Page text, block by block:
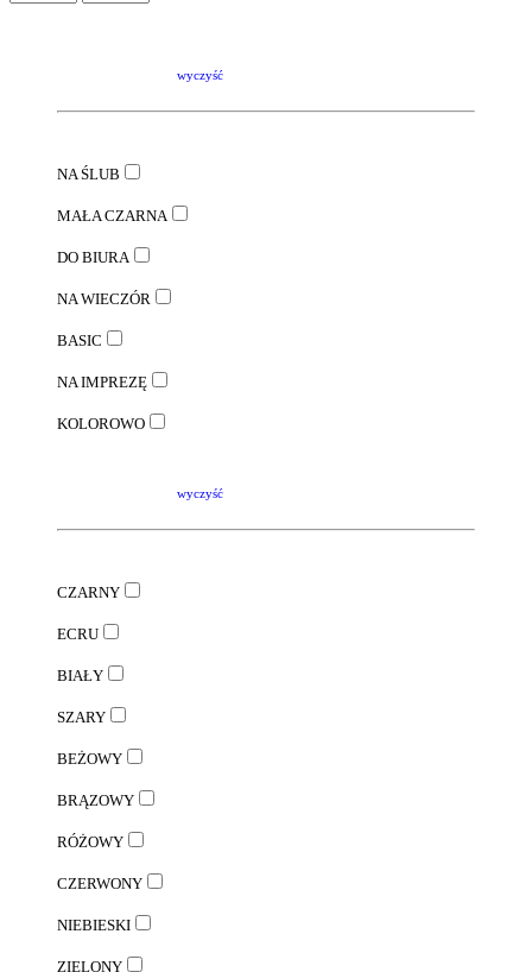
wyczyść
NA ŚLUB
MAŁA CZARNA
DO BIURA
NA WIECZÓR
BASIC
NA IMPREZĘ
KOLOROWO
wyczyść
CZARNY
ECRU
BIAŁY
SZARY
BEŻOWY
BRĄZOWY
RÓŻOWY
CZERWONY
NIEBIESKI
ZIELONY